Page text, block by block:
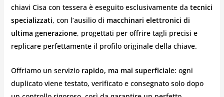
chiavi Cisa con tessera è eseguito esclusivamente da tecnici
specializzati, con l’ausilio di macchinari elettronici di
ultima generazione, progettati per offrire tagli precisi e
replicare perfettamente il profilo originale della chiave.
Offriamo un servizio rapido, ma mai superficiale: ogni
duplicato viene testato, verificato e consegnato solo dopo